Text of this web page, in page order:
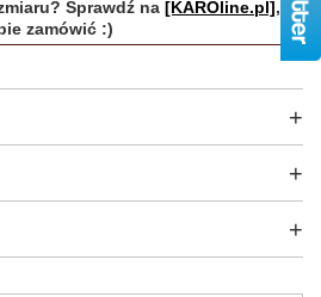
Sprawdź na [KAROline.pl],
zamówić :)